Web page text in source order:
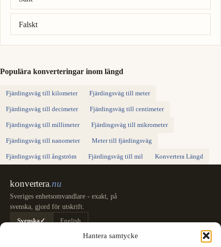
Hantera samtycke
Falskt
Populära konverteringar inom längd
Fjärdingsväg till kilometer Fjärdingsväg till meter
Fjärdingsväg till decimeter Fjärdingsväg till centimeter
Fjärdingsväg till millimeter Fjärdingsväg till mikrometer
Fjärdingsväg till nanometer Meter till fjärdingsväg
Fjärdingsväg till ångström Fjärdingsväg till mil Konvertera Längd
konvertera.nu
Sveriges enhetsomvandlare - exakt, på
svenska, gjord för utskrift.
Svenska✓
English